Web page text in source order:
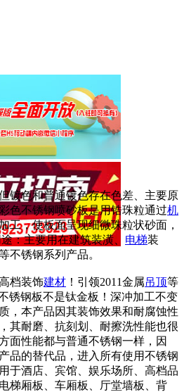
镀色和普通镀色存在色差、主要原
色不锈钢喷砂板是用锆珠粒通过机
工，使板面呈现细微珠粒状砂面，
：主要用在建筑装潢、 电梯装
不锈钢系列产品。
档装饰建材 ！引领2011金属吊顶等
锈钢板不是钛金板！深冲加工不变
，本产品因其装饰效果和耐腐蚀性
其耐磨、抗刻划、耐擦洗性能也很
面性能都与普通不锈钢一样，因
品的替代品，进入所有使用不锈钢
于酒店、宾馆、娱乐场所、高档品
梯厢板、车厢板、厅堂墙板、背